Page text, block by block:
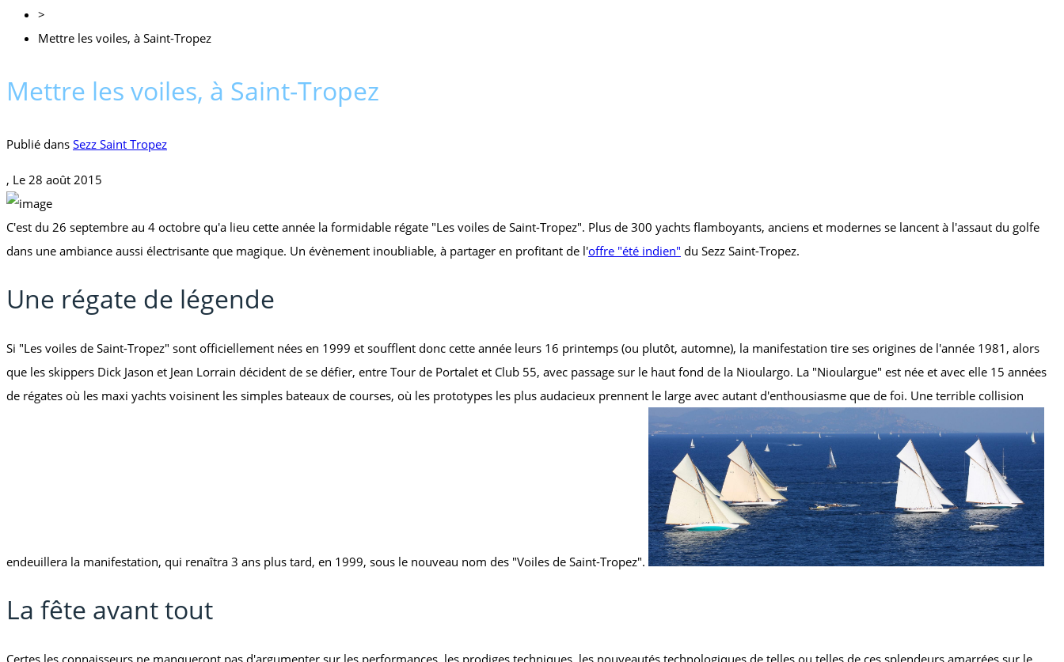
>
Mettre les voiles, à Saint-Tropez
Mettre les voiles, à Saint-Tropez
Publié dans Sezz Saint Tropez
, Le 28 août 2015
C'est du 26 septembre au 4 octobre qu'a lieu cette année la formidable régate "Les voiles de Saint-Tropez". Plus de 300 yachts flamboyants, anciens et modernes se lancent à l'assaut du golfe
dans une ambiance aussi électrisante que magique. Un évènement inoubliable, à partager en profitant de l'offre "été indien" du Sezz Saint-Tropez.
Une régate de légende
Si "Les voiles de Saint-Tropez" sont officiellement nées en 1999 et soufflent donc cette année leurs 16 printemps (ou plutôt, automne), la manifestation tire ses origines de l'année 1981, alors
que les skippers Dick Jason et Jean Lorrain décident de se défier, entre Tour de Portalet et Club 55, avec passage sur le haut fond de la Nioulargo. La "Nioulargue" est née et avec elle 15 années
de régates où les maxi yachts voisinent les simples bateaux de courses, où les prototypes les plus audacieux prennent le large avec autant d'enthousiasme que de foi. Une terrible collision
endeuillera la manifestation, qui renaîtra 3 ans plus tard, en 1999, sous le nouveau nom des "Voiles de Saint-Tropez".
La fête avant tout
Certes les connaisseurs ne manqueront pas d'argumenter sur les performances, les prodiges techniques, les nouveautés technologiques de telles ou telles de ces splendeurs amarrées sur le